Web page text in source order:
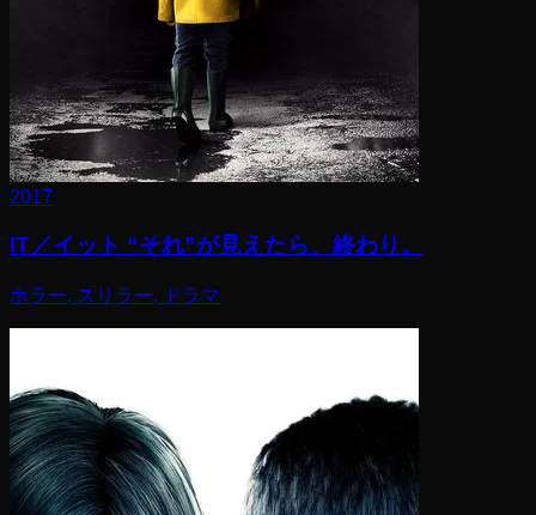
2017
IT／イット “それ”が見えたら、終わり。
ホラー, スリラー, ドラマ